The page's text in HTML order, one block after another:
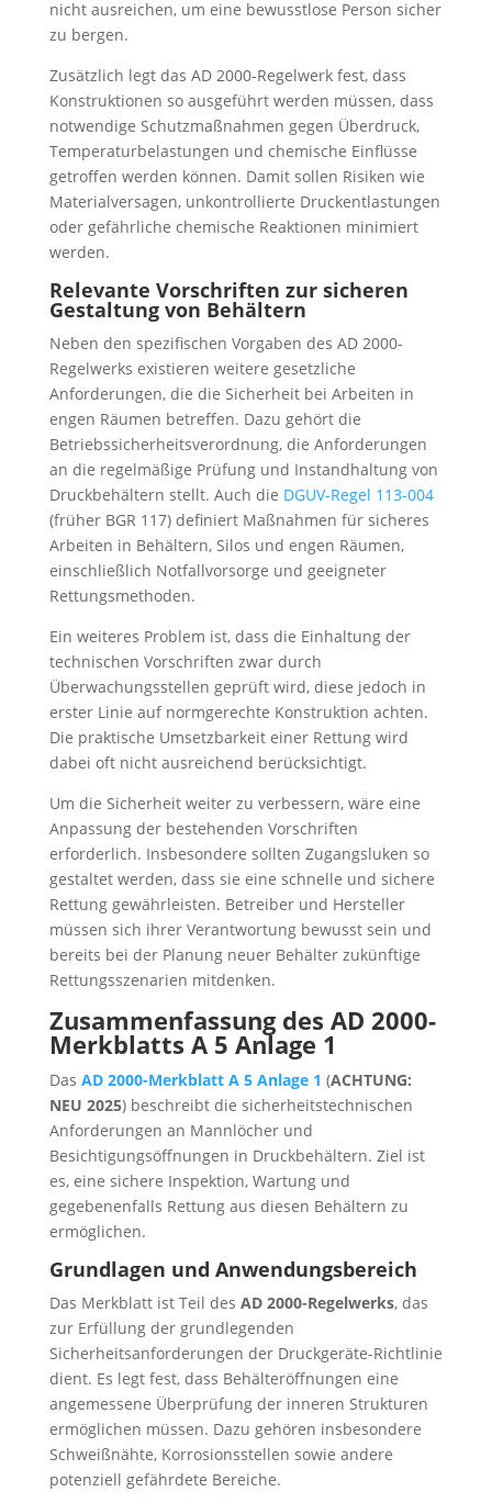
nicht ausreichen, um eine bewusstlose Person sicher
zu bergen.
Zusätzlich legt das AD 2000-Regelwerk fest, dass
Konstruktionen so ausgeführt werden müssen, dass
notwendige Schutzmaßnahmen gegen Überdruck,
Temperaturbelastungen und chemische Einflüsse
getroffen werden können. Damit sollen Risiken wie
Materialversagen, unkontrollierte Druckentlastungen
oder gefährliche chemische Reaktionen minimiert
werden.
Relevante Vorschriften zur sicheren
Gestaltung von Behältern
Neben den spezifischen Vorgaben des AD 2000-
Regelwerks existieren weitere gesetzliche
Anforderungen, die die Sicherheit bei Arbeiten in
engen Räumen betreffen. Dazu gehört die
Betriebssicherheitsverordnung, die Anforderungen
an die regelmäßige Prüfung und Instandhaltung von
Druckbehältern stellt. Auch die DGUV-Regel 113-004
(früher BGR 117) definiert Maßnahmen für sicheres
Arbeiten in Behältern, Silos und engen Räumen,
einschließlich Notfallvorsorge und geeigneter
Rettungsmethoden.
Ein weiteres Problem ist, dass die Einhaltung der
technischen Vorschriften zwar durch
Überwachungsstellen geprüft wird, diese jedoch in
erster Linie auf normgerechte Konstruktion achten.
Die praktische Umsetzbarkeit einer Rettung wird
dabei oft nicht ausreichend berücksichtigt.
Um die Sicherheit weiter zu verbessern, wäre eine
Anpassung der bestehenden Vorschriften
erforderlich. Insbesondere sollten Zugangsluken so
gestaltet werden, dass sie eine schnelle und sichere
Rettung gewährleisten. Betreiber und Hersteller
müssen sich ihrer Verantwortung bewusst sein und
bereits bei der Planung neuer Behälter zukünftige
Rettungsszenarien mitdenken.
Zusammenfassung des AD 2000-
Merkblatts A 5 Anlage 1
Das AD 2000-Merkblatt A 5 Anlage 1 (ACHTUNG:
NEU 2025) beschreibt die sicherheitstechnischen
Anforderungen an Mannlöcher und
Besichtigungsöffnungen in Druckbehältern. Ziel ist
es, eine sichere Inspektion, Wartung und
gegebenenfalls Rettung aus diesen Behältern zu
ermöglichen.
Grundlagen und Anwendungsbereich
Das Merkblatt ist Teil des AD 2000-Regelwerks, das
zur Erfüllung der grundlegenden
Sicherheitsanforderungen der Druckgeräte-Richtlinie
dient. Es legt fest, dass Behälteröffnungen eine
angemessene Überprüfung der inneren Strukturen
ermöglichen müssen. Dazu gehören insbesondere
Schweißnähte, Korrosionsstellen sowie andere
potenziell gefährdete Bereiche.